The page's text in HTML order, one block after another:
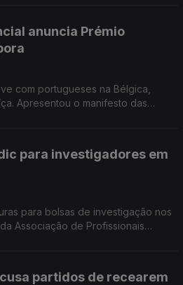
anuncia Prémio
com portugueses na Bélgica,
Apresentou o manifesto das
para investigadores em
para bolsas de investigação nos
Associação de Profissionais
partidos de recearem